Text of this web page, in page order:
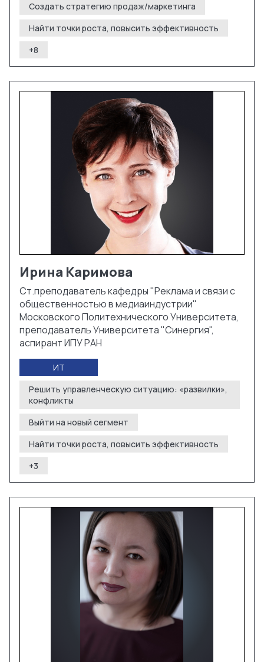
Создать стратегию продаж/маркетинга
Найти точки роста, повысить эффективность
+8
Ирина Каримова
Ст.преподаватель кафедры "Реклама и связи с
общественностью в медиаиндустрии"
Московского Политехнического Университета,
преподаватель Университета "Синергия",
аспирант ИПУ РАН
ИТ
Решить управленческую ситуацию: «развилки»,
конфликты
Выйти на новый сегмент
Найти точки роста, повысить эффективность
+3